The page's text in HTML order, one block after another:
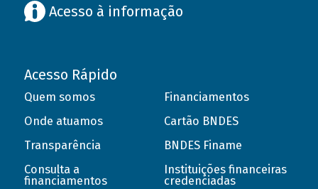
Acesso à informação
Acesso Rápido
Quem somos
Onde atuamos
Transparência
Consulta a
financiamentos
Financiamentos
Cartão BNDES
BNDES Finame
Instituições financeiras
credenciadas